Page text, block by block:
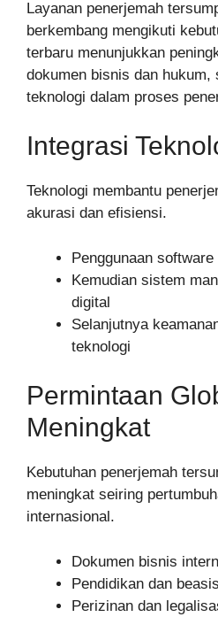
Layanan penerjemah
berkembang mengikuti
terbaru menunjukkan
dokumen bisnis dan hukum,
teknologi dalam proses
Integrasi
Teknologi membantu
akurasi dan efisiensi.
Penggunaan
Kemudian sistem
digital
Selanjutnya
teknologi
Permintaan
Meningkat
Kebutuhan penerjemah
meningkat seiring
internasional.
Dokumen bisnis
Pendidikan dan
Perizinan dan